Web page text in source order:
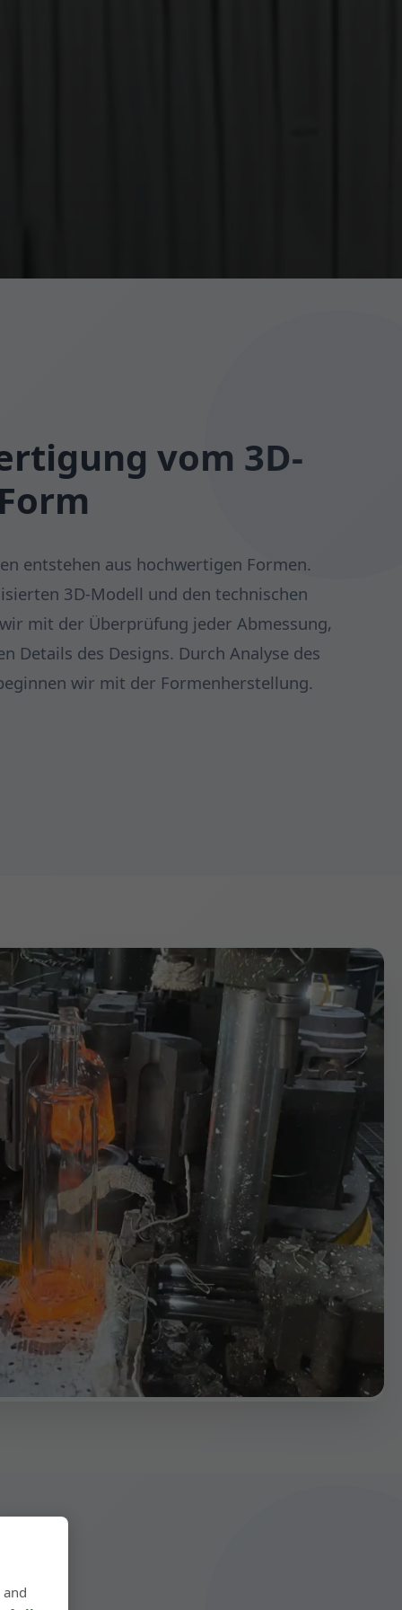
vom 3D-
entstehen aus hochwertigen Formen.
3D-Modell und den technischen
mit der Überprüfung jeder Abmessung,
Details des Designs. Durch Analyse des
wir mit der Formenherstellung.